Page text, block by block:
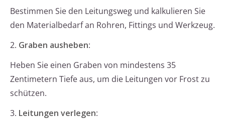
Bestimmen Sie den Leitungsweg und kalkulieren Sie
den Materialbedarf an Rohren, Fittings und Werkzeug.
2. Graben ausheben:
Heben Sie einen Graben von mindestens 35
Zentimetern Tiefe aus, um die Leitungen vor Frost zu
schützen.
3. Leitungen verlegen: